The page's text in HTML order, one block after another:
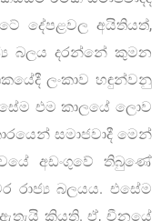
දේපළවල අයිතියත්,
බලය දරන්නේ කුමන
ලංකාව හඳුන්වනු
එම කාලයේ ලොව
සමාජවාදී මෙන්
අඩංගුවේ තිබුණේ
රාජ්‍ය බලයය. එසේම
කියති. ඒ, චීනයේ